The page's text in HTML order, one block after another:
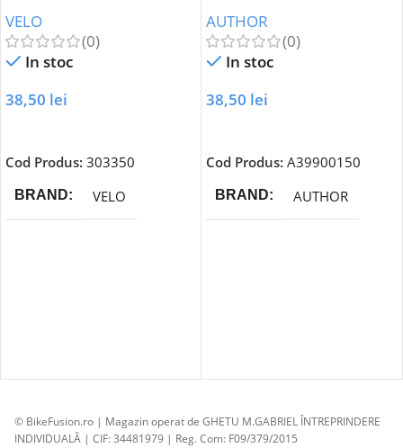
VELO
(0)
In stoc
38,50 lei
Cod Produs: 303350
BRAND VELO
AUTHOR
(0)
In stoc
38,50 lei
Cod Produs: A39900150
BRAND AUTHOR
© BikeFusion.ro | Magazin operat de GHETU M.GABRIEL ÎNTREPRINDERE
INDIVIDUALĂ | CIF: 34481979 | Reg. Com: F09/379/2015